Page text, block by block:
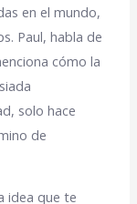
en el mundo,
Paul, habla de
cómo la
solo hace
de
idea que te